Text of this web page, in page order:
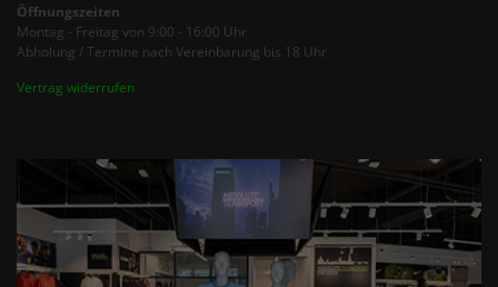
Öffnungszeiten
Montag - Freitag von 9:00 - 16:00 Uhr
Abholung / Termine nach Vereinbarung bis 18 Uhr
Vertrag widerrufen